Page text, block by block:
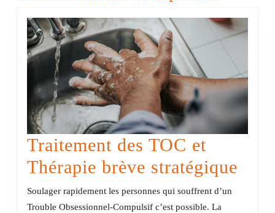
Traitement des TOC et
Thérapie brève stratégique
Soulager rapidement les personnes qui souffrent d’un
Trouble Obsessionnel-Compulsif c’est possible. La